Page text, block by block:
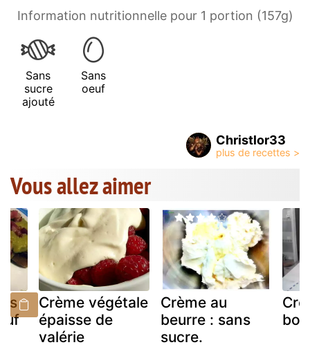
Information nutritionnelle pour 1 portion (157g)
Sans
sucre
ajouté
Sans
oeuf
Christlor33
Vous allez aimer
Crème végétale
épaisse de
valérie
Crème au
beurre : sans
sucre.